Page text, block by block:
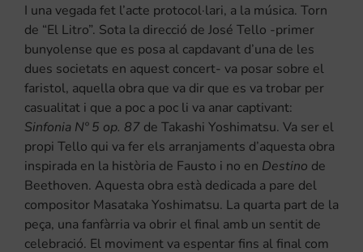
I una vegada fet l’acte protocol·lari, a la música. Torn
de “El Litro”. Sota la direcció de José Tello -primer
bunyolense que es posa al capdavant d’una de les
dues societats en aquest concert- va posar sobre el
faristol, aquella obra que va dir que es va trobar per
casualitat i que a poc a poc li va anar captivant:
Sinfonia Nº 5 op. 87 de Takashi Yoshimatsu. Va ser el
propi Tello qui va fer els arranjaments d’aquesta obra
inspirada en la història de Fausto i no en Destino de
Beethoven. Aquesta obra està dedicada a pare del
compositor Masataka Yoshimatsu. La quarta part de la
peça, una fanfàrria va obrir el final amb un sentit de
celebració. El moviment va espentar fins al final com